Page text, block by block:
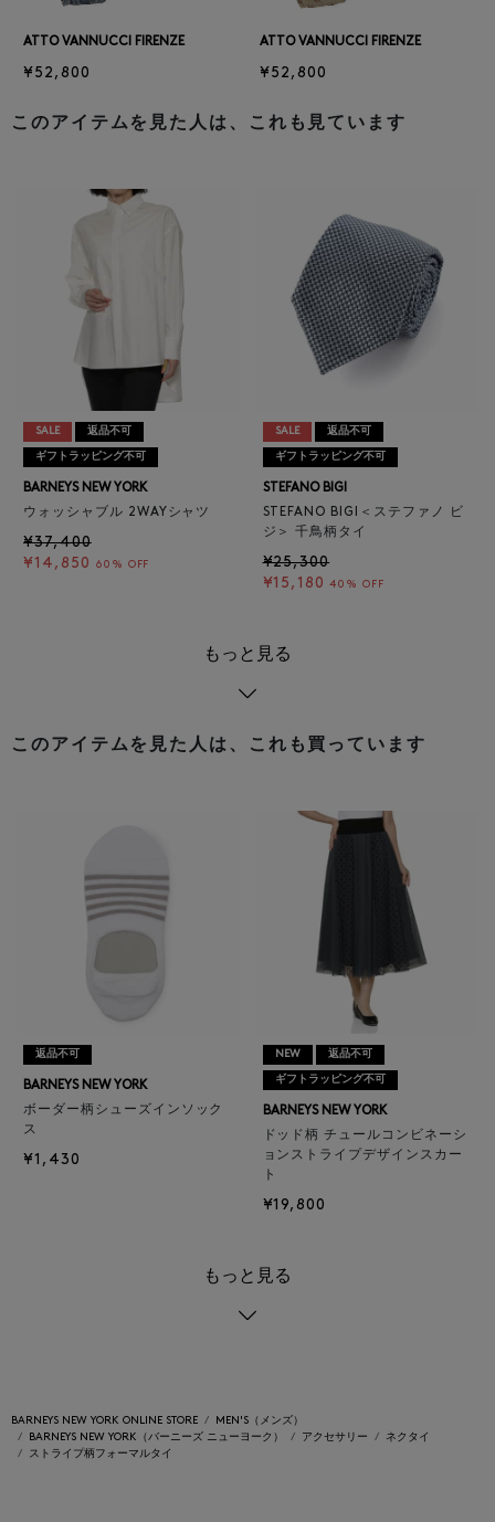
ATTO VANNUCCI FIRENZE
¥52,800
ATTO VANNUCCI FIRENZE
¥52,800
このアイテムを見た人は、これも見ています
SALE 返品不可
ギフトラッピング不可
BARNEYS NEW YORK
ウォッシャブル 2WAYシャツ
¥37,400
¥14,850
60% OFF
SALE 返品不可
ギフトラッピング不可
STEFANO BIGI
STEFANO BIGI＜ステファノ ビ
ジ＞ 千鳥柄タイ
¥25,300
¥15,180 40% OFF
もっと見る
このアイテムを見た人は、これも買っています
返品不可
BARNEYS NEW YORK
ボーダー柄シューズインソック
ス
¥1,430
NEW 返品不可
ギフトラッピング不可
BARNEYS NEW YORK
ドッド柄 チュールコンビネーシ
ョンストライプデザインスカー
ト
¥19,800
もっと見る
BARNEYS NEW YORK ONLINE STORE
MEN'S（メンズ）
BARNEYS NEW YORK（バーニーズ ニューヨーク）
アクセサリー
ネクタイ
ストライプ柄フォーマルタイ